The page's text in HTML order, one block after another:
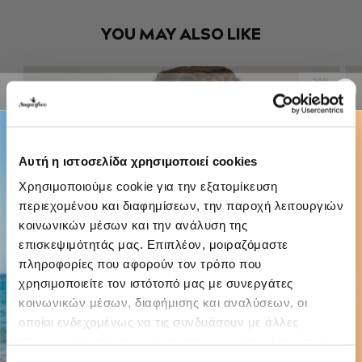
Αυτή η ιστοσελίδα χρησιμοποιεί cookies
Χρησιμοποιούμε cookie για την εξατομίκευση
περιεχομένου και διαφημίσεων, την παροχή λειτουργιών
κοινωνικών μέσων και την ανάλυση της
επισκεψιμότητάς μας. Επιπλέον, μοιραζόμαστε
πληροφορίες που αφορούν τον τρόπο που
χρησιμοποιείτε τον ιστότοπό μας με συνεργάτες
κοινωνικών μέσων, διαφήμισης και αναλύσεων, οι
οποίοι ενδεχομένως να τις συνδυάσουν με άλλες
YOU MAY ALSO LIKE
-20%